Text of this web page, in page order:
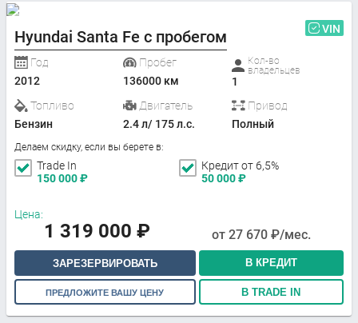
Hyundai Santa Fe с пробегом VIN
Год
2012
Пробег
136000 км
Кол-во
владельцев
1
Топливо
Бензин
Двигатель
2.4 л/ 175 л.с.
Привод
Полный
Делаем скидку, если вы берете в:
Trade In
150 000₽
Кредит от 6,5%
50 000₽
Цена:
1 319 000 ₽ от 27 670 ₽/мес.
ЗАРЕЗЕРВИРОВАТЬ В КРЕДИТ
ПРЕДЛОЖИТЕ ВАШУ ЦЕНУ В TRADE IN